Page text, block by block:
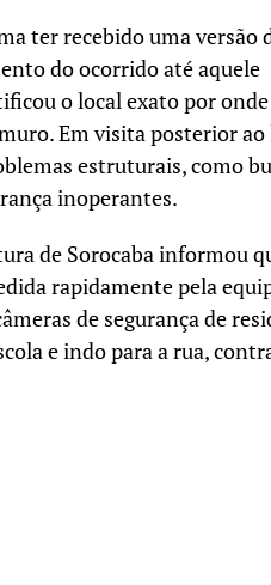
ter recebido uma versão
do ocorrido até aquele
o local exato por
Em visita posterior ao
estruturais, como
inoperantes.
de Sorocaba informou
rapidamente pela
de segurança de
e indo para a rua,